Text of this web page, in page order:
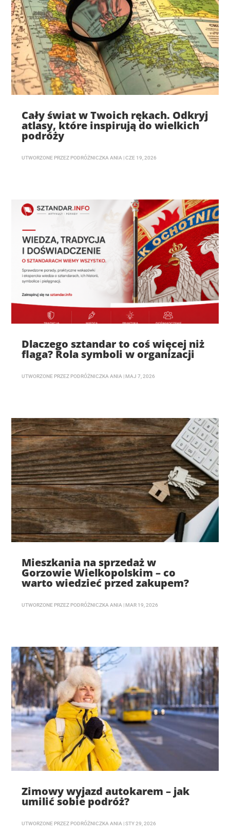
Cały świat w Twoich rękach. Odkryj
atlasy, które inspirują do wielkich
podróży
UTWORZONE PRZEZ PODRÓŻNICZKA ANIA |CZE 19, 2026
Dlaczego sztandar to coś więcej niż
flaga? Rola symboli w organizacji
UTWORZONE PRZEZ PODRÓŻNICZKA ANIA | MAJ 7, 2026
Mieszkania na sprzedaż w
Gorzowie Wielkopolskim – co
warto wiedzieć przed zakupem?
UTWORZONE PRZEZ PODRÓŻNICZKA ANIA | MAR 19, 2026
Zimowy wyjazd autokarem – jak
umilić sobie podróż?
UTWORZONE PRZEZ PODRÓŻNICZKA ANIA |STY 29, 2026